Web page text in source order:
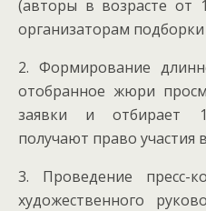
(авторы в возрасте от
организаторам подборки
2. Формирование
отобранное жюри
заявки и отбирает
получают право участия
3. Проведение пресс-
художественного